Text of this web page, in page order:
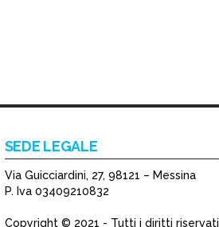
SEDE LEGALE
Via Guicciardini, 27, 98121 – Messina
P. Iva 03409210832
Copyright © 2021 - Tutti i diritti riservati